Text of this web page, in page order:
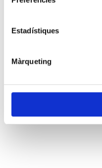
Estadístiques
Màrqueting